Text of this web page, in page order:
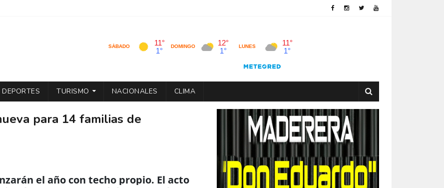
DEPORTES TURISMO NACIONALES CLIMA
para 14 familias de
el año con techo propio. El acto